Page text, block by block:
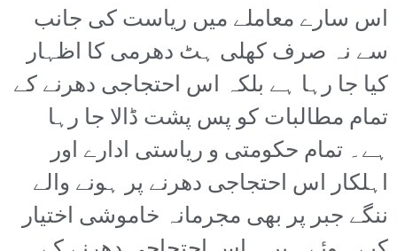
اس سارے معاملے میں ریاست کی جانب
سے نہ صرف کھلی ہٹ دھرمی کا اظہار
کیا جا رہا ہے بلکہ اس احتجاجی دھرنے کے
تمام مطالبات کو پس پشت ڈالا جا رہا
ہے۔ تمام حکومتی و ریاستی ادارے اور
اہلکار اس احتجاجی دھرنے پر ہونے والے
ننگے جبر پر بھی مجرمانہ خاموشی اختیار